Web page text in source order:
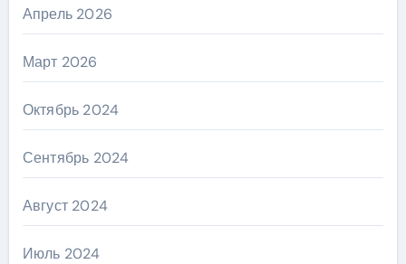
Апрель 2026
Март 2026
Октябрь 2024
Сентябрь 2024
Август 2024
Июль 2024